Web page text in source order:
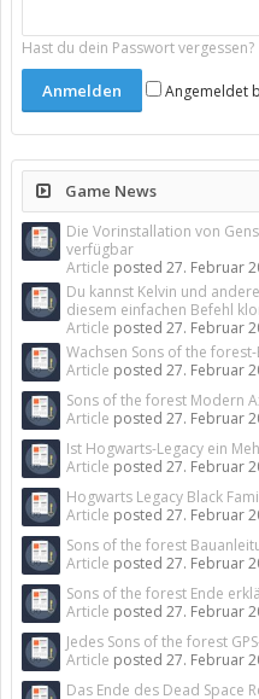
Hast du dein Passwort vergessen?
Angemeldet
Game News
Die Vorinstallation von
verfügbar
Article posted 27. Februar
Du kannst Kelvin und
diesem einfachen Befehl
Article posted 27. Februar
Wachsen Sons of the
Article posted 27. Februar
Sons of the forest Modern
Article posted 27. Februar
Ist Hogwarts-Legacy ein
Article posted 27. Februar
Hogwarts Legacy Black
Article posted 27. Februar
Sons of the forest
Article posted 27. Februar
Sons of the forest Ende
Article posted 27. Februar
Jedes Sons of the forest
Article posted 27. Februar
Das Ende des Dead Space